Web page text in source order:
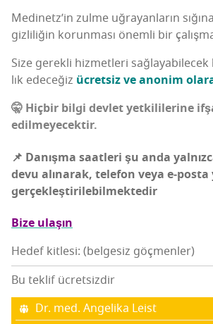
Medi­net­z­’in zul­me uğra­yan­la­rın
giz­li­li­ğin korun­ma­sı önem­li bir
Size gerek­li hiz­met­le­ri
lık ede­ce­ğiz ücret­siz ve ano­nim
🤫 Hiç­bir bil­gi dev­let yet­ki­li­le­ri­ne
edilmeyecektir.
📌 Danış­ma saat­le­ri şu anda
de­vu alı­na­rak, tele­fon veya
gerçekleştirilebilmektedir
Bize ula­şın
Hedef kitlesi: (belgesiz göçmenler)
Bu teklif ücretsizdir
Dr. med. Ange­li­ka Leist